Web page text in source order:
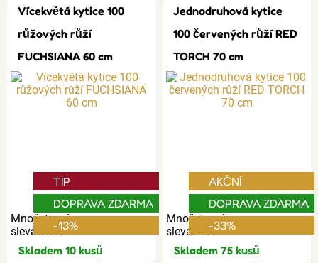
Vícekvětá kytice 100
růžových růží
FUCHSIANA 60 cm
Množstevní
sleva 30%
TIP
DOPRAVA ZDARMA
-13%
Skladem 10 kusů
Jednodruhová kytice
100 červených růží RED
TORCH 70 cm
Množstevní
sleva 30%
AKČNÍ
DOPRAVA ZDARMA
-33%
Skladem 75 kusů